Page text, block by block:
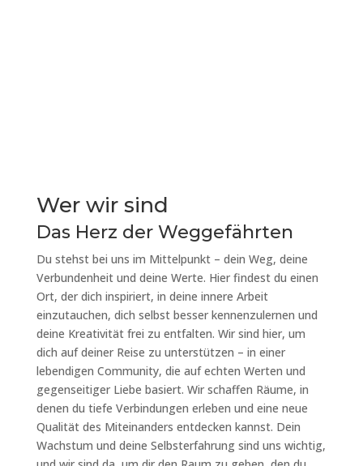
Wer wir sind
Das Herz der Weggefährten
Du stehst bei uns im Mittelpunkt – dein Weg, deine
Verbundenheit und deine Werte. Hier findest du einen
Ort, der dich inspiriert, in deine innere Arbeit
einzutauchen, dich selbst besser kennenzulernen und
deine Kreativität frei zu entfalten. Wir sind hier, um
dich auf deiner Reise zu unterstützen – in einer
lebendigen Community, die auf echten Werten und
gegenseitiger Liebe basiert. Wir schaffen Räume, in
denen du tiefe Verbindungen erleben und eine neue
Qualität des Miteinanders entdecken kannst. Dein
Wachstum und deine Selbsterfahrung sind uns wichtig,